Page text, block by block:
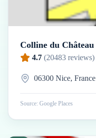
Colline du Château
4.7 (20483 reviews)
06300 Nice, France
Source: Google Places